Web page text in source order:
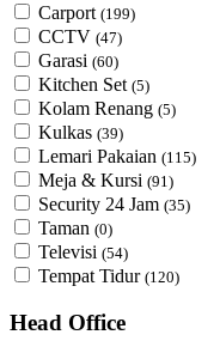
Carport (199)
CCTV (47)
Garasi (60)
Kitchen Set (5)
Kolam Renang (5)
Kulkas (39)
Lemari Pakaian (115)
Meja & Kursi (91)
Security 24 Jam (35)
Taman (0)
Televisi (54)
Tempat Tidur (120)
Head Office